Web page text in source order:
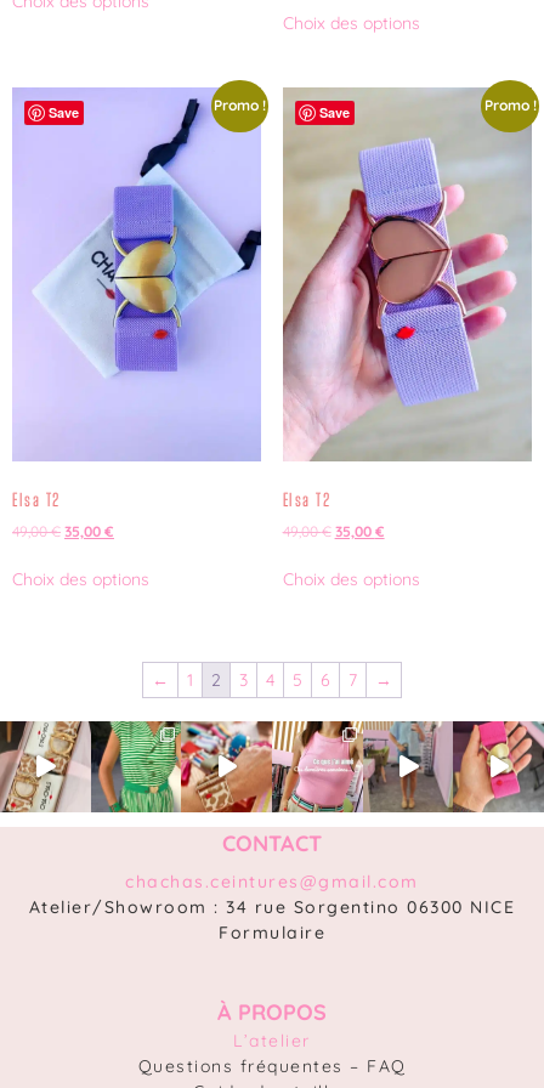
Choix des options
Save Promo !
Elsa T2
49,00€ 35,00 €
Choix des options
Save Promo !
Elsa T2
49,00€ 35,00 €
Choix des options
← 1 2 3 4 5 6 7 →
CONTACT
chachas.ceintures@gmail.com
Atelier/Showroom : 34 rue Sorgentino 06300 NICE
Formulaire
À PROPOS
L’atelier
Questions fréquentes – FAQ